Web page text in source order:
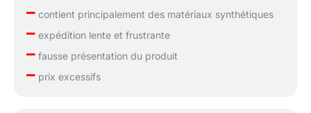
–contient principalement des matériaux synthétiques
–expédition lente et frustrante
–fausse présentation du produit
–prix excessifs